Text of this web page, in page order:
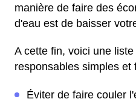
manière de faire des
d'eau est de baisser
A cette fin, voici une
responsables simples et
Éviter de faire couler